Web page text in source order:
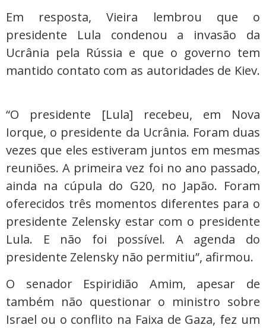
Em resposta, Vieira lembrou que o
presidente Lula condenou a invasão da
Ucrânia pela Rússia e que o governo tem
mantido contato com as autoridades de Kiev.
“O presidente [Lula] recebeu, em Nova
Iorque, o presidente da Ucrânia. Foram duas
vezes que eles estiveram juntos em mesmas
reuniões. A primeira vez foi no ano passado,
ainda na cúpula do G20, no Japão. Foram
oferecidos três momentos diferentes para o
presidente Zelensky estar com o presidente
Lula. E não foi possível. A agenda do
presidente Zelensky não permitiu”, afirmou.
O senador Espiridião Amim, apesar de
também não questionar o ministro sobre
Israel ou o conflito na Faixa de Gaza, fez um